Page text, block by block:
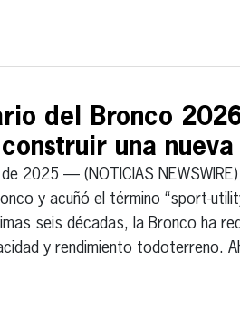
del Bronco
una nueva
2025 — (NOTICIAS
y acuñó el término “sport-
seis décadas, la Bronco ha
y rendimiento todoterreno.